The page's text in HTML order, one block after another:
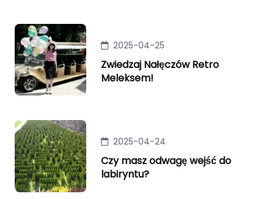
2025-04-25
Zwiedzaj Nałęczów Retro
Meleksem!
2025-04-24
Czy masz odwagę wejść do
labiryntu?